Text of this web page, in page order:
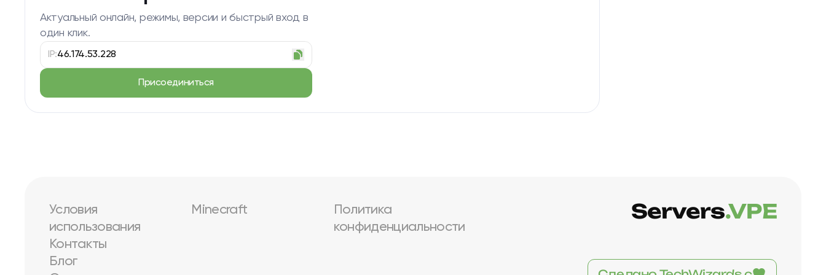
Актуальный онлайн, режимы, версии и быстрый вход в
один клик.
IP:46.174.53.228
Присоединиться
Условия
использования
Контакты
Блог
Minecraft
Политика
конфиденциальности
Servers.VPE